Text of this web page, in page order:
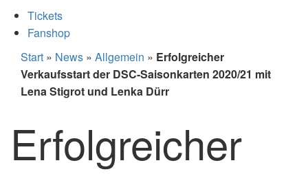
Tickets
Fanshop
Start » News » Allgemein » Erfolgreicher
Verkaufsstart der DSC-Saisonkarten 2020/21 mit
Lena Stigrot und Lenka Dürr
Erfolgreicher